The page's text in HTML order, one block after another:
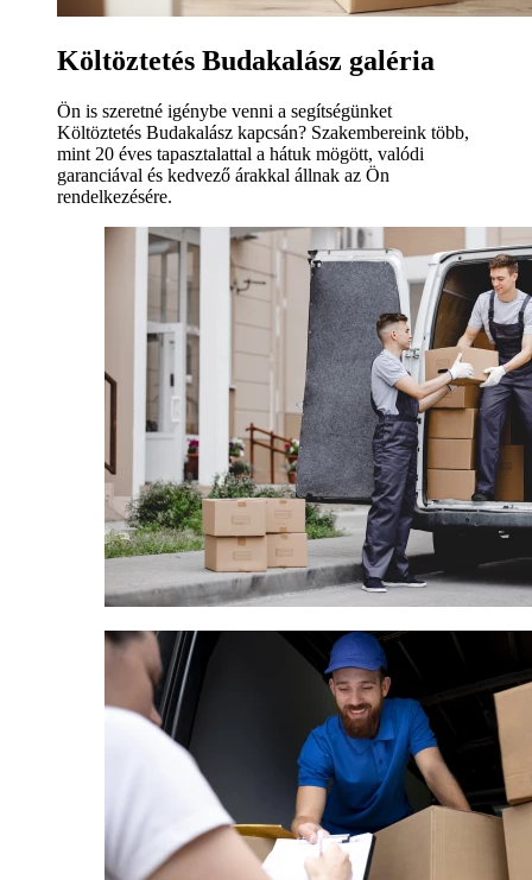
Költöztetés Budakalász galéria
Ön is szeretné igénybe venni a segítségünket
Költöztetés Budakalász kapcsán? Szakembereink több,
mint 20 éves tapasztalattal a hátuk mögött, valódi
garanciával és kedvező árakkal állnak az Ön
rendelkezésére.